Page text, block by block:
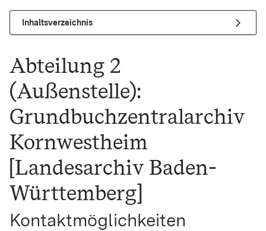
Inhaltsverzeichnis
Abteilung 2
(Außenstelle):
Grundbuchzentralarchiv
Kornwestheim
[Landesarchiv Baden-
Württemberg]
Kontaktmöglichkeiten